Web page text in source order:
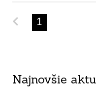
Predchádzajúca
1
Najnovšie